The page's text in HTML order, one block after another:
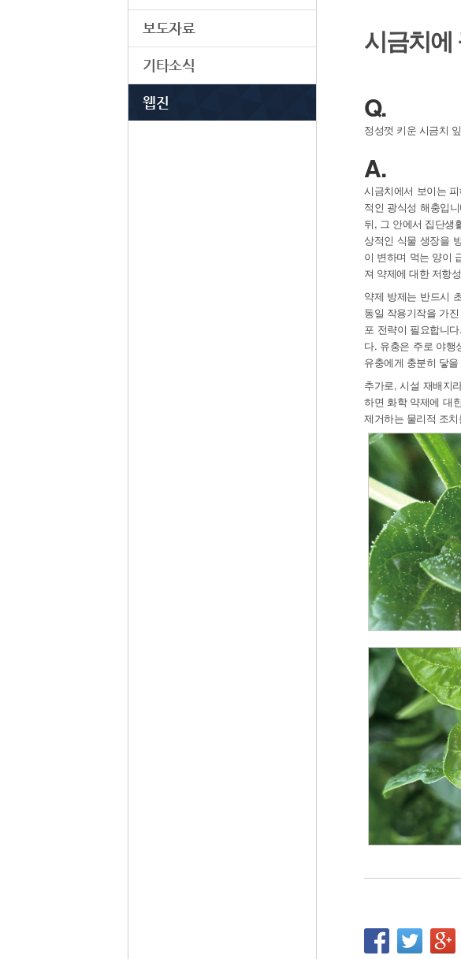
시금치에
Q.
정성껏 키운 시금치
A.
시금치에서 보이는
적인 광식성 해충입
뒤, 그 안에서 집단생
상적인 식물 생장을
이 변하며 먹는 양이
져 약제에 대한 저항
약제 방제는 반드시
동일 작용기작을 가
포 전략이 필요합니
다. 유충은 주로 야행
유충에게 충분히 닿
추가로, 시설 재배지
하면 화학 약제에 대
제거하는 물리적 조
보도자료
기타소식
웹진